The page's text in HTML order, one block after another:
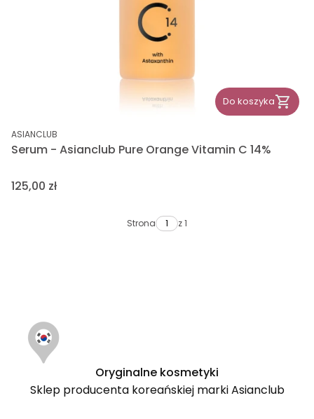
Do koszyka
PRODUCENT
ASIANCLUB
Serum - Asianclub Pure Orange Vitamin C 14%
Cena
125,00 zł
Strona z 1
Oryginalne kosmetyki
Sklep producenta koreańskiej marki Asianclub